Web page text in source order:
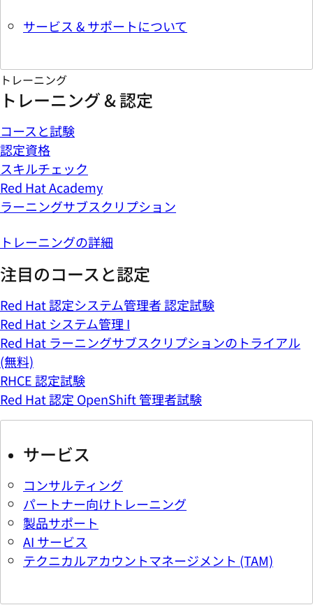
サービス & サポートについて
トレーニング
トレーニング & 認定
コースと試験
認定資格
スキルチェック
Red Hat Academy
ラーニングサブスクリプション
トレーニングの詳細
注目のコースと認定
Red Hat 認定システム管理者 認定試験
Red Hat システム管理 I
Red Hat ラーニングサブスクリプションのトライアル
(無料)
RHCE 認定試験
Red Hat 認定 OpenShift 管理者試験
サービス
コンサルティング
パートナー向けトレーニング
製品サポート
AI サービス
テクニカルアカウントマネージメント (TAM)